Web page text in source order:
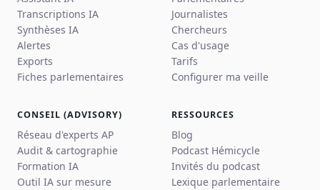
Transcriptions IA
Synthèses IA
Alertes
Exports
Fiches parlementaires
Journalistes
Chercheurs
Cas d'usage
Tarifs
Configurer ma veille
CONSEIL (ADVISORY)
Réseau d'experts AP
Audit & cartographie
Formation IA
Outil IA sur mesure
RESSOURCES
Blog
Podcast Hémicycle
Invités du podcast
Lexique parlementaire